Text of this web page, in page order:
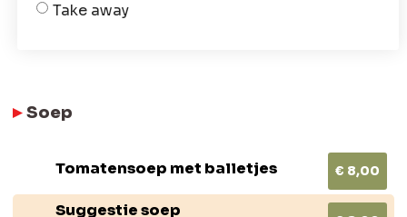
Take away
Soep
Tomatensoep met balletjes € 8,00
Suggestie soep